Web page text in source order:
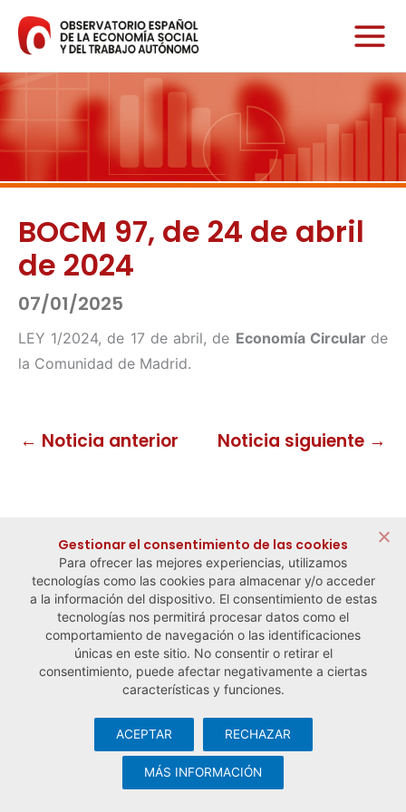
contenido
BOCM 97, de 24 de abril
de 2024
07/01/2025
LEY 1/2024, de 17 de abril, de Economía Circular de
la Comunidad de Madrid.
← Noticia anterior Noticia siguiente →
© Observatorio Español de la Economía Social y del Trabajo
Aviso legal y política de privacidad
cookies· Desarrollo web:Visualco
Gestionar el consentimiento de las cookies
Para ofrecer las mejores experiencias, utilizamos
tecnologías como las cookies para almacenar y/o acceder
a la información del dispositivo. El consentimiento de estas
tecnologías nos permitirá procesar datos como el
comportamiento de navegación o las identificaciones
únicas en este sitio. No consentir o retirar el
consentimiento, puede afectar negativamente a ciertas
características y funciones.
ACEPTAR RECHAZAR
MÁS INFORMACIÓN